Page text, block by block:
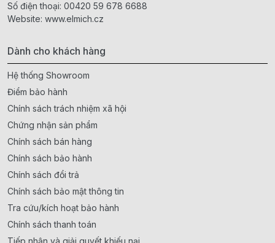
Số điện thoại: 00420 59 678 6688
Website: www.elmich.cz
Dành cho khách hàng
Hệ thống Showroom
Điểm bảo hành
Chính sách trách nhiệm xã hội
Chứng nhận sản phẩm
Chính sách bán hàng
Chính sách bảo hành
Chính sách đổi trả
Chính sách bảo mật thông tin
Tra cứu/kích hoạt bảo hành
Chính sách thanh toán